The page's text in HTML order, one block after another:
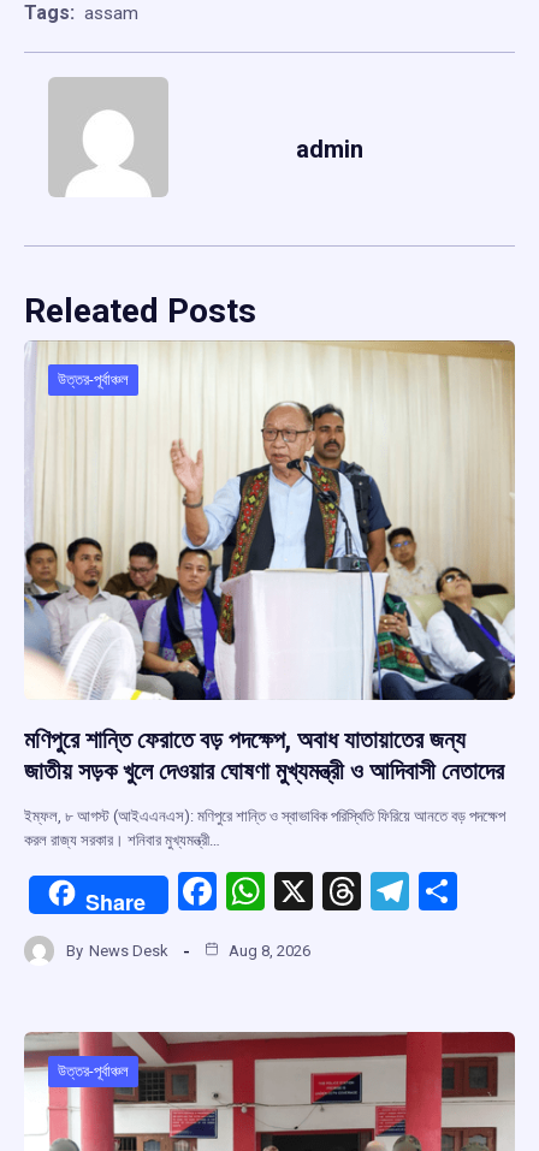
Tags: assam
admin
Releated Posts
উত্তর-পূর্বাঞ্চল
মণিপুরে শান্তি ফেরাতে বড় পদক্ষেপ, অবাধ যাতায়াতের জন্য
জাতীয় সড়ক খুলে দেওয়ার ঘোষণা মুখ্যমন্ত্রী ও আদিবাসী নেতাদের
ইম্ফল, ৮ আগস্ট (আইএএনএস): মণিপুরে শান্তি ও স্বাভাবিক পরিস্থিতি ফিরিয়ে আনতে বড় পদক্ষেপ
করল রাজ্য সরকার। শনিবার মুখ্যমন্ত্রী…
Share
F
ce
o
o
k
W
at
A
p
X
T
d
s
T
a
m
By News Desk Aug 8, 2026
উত্তর-পূর্বাঞ্চল